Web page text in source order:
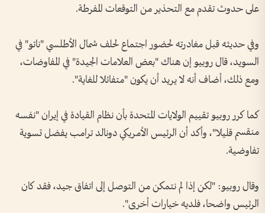
على حدوث تقدم مع التحذير من التوقعات المفرطة.
وفي حديثه قبل مغادرته لحضور اجتماع لحلف شمال الأطلسي "ناتو" في
السويد، قال روبيو إن هناك "بعض العلامات الجيدة" في المفاوضات،
ومع ذلك، أضاف أنه لا يريد أن يكون "متفائلا للغاية".
كما كرر روبيو تقييم الولايات المتحدة بأن نظام القيادة في إيران "نفسه
منقسم قليلا"، وأكد أن الرئيس الأمريكي دونالد ترامب يفضل تسوية
تفاوضية.
وقال روبيو: "لكن إذا لم نتمكن من التوصل إلى اتفاق جيد، فقد كان
الرئيس واضحا، فلديه خيارات أخرى".